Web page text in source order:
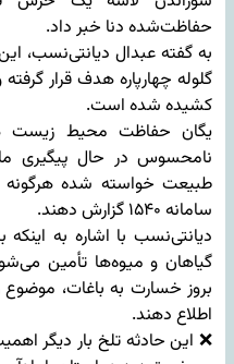
حفاظت‌شده دنا خبر داد.
به گفته عبدال دیانتی‌نسب،
گلوله چهارپاره هدف قرار
کشیده شده است.
یگان حفاظت محیط
نامحسوس در حال پیگیری
طبیعت خواسته شده هرگونه
سامانه ۱۵۴۰ گزارش دهند.
گیاهان و میوه‌ها تأمین
بروز خسارت به باغات، موضوع
اطلاع دهند.
❌ این حادثه تلخ بار دیگر